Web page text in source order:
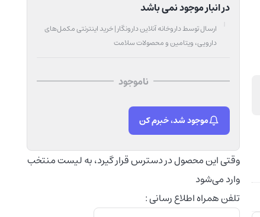
در انبار موجود نمی باشد
ارسال توسط داروخانه آنلاین دارونگار | خرید اینترنتی مکمل‌های
دارویی، ویتامین و محصولات سلامت
ناموجود
موجود شد، خبرم کن
وقتی این محصول در دسترس قرار گیرد، به لیست منتخب
وارد می‌شود
تلفن همراه اطلاع رسانی :